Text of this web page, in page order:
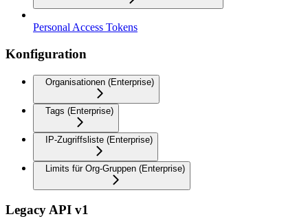
Personal Access Tokens
Konfiguration
Organisationen (Enterprise)
Tags (Enterprise)
IP-Zugriffsliste (Enterprise)
Limits für Org-Gruppen (Enterprise)
Legacy API v1